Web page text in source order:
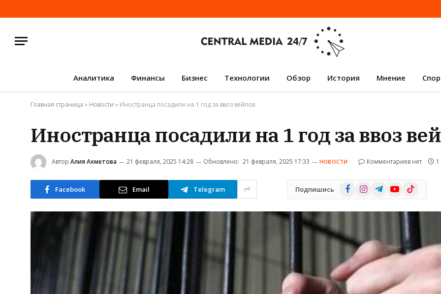
Аналитика Финансы Бизнес Технологии Обзор История Мнение
Главная страница » Новости » Иностранца посадили на 1 год за ввоз вейпов
Иностранца посадили на 1 год за ввоз
Автор Алия Ахметова 21 февраля, 2025 14:28 Обновлено: 21 февраля, 2025 17:33 НОВОСТИ Комментариев нет
Facebook Email Telegram Подпишись FacebookInstagramTelegramYouTube
TikTok